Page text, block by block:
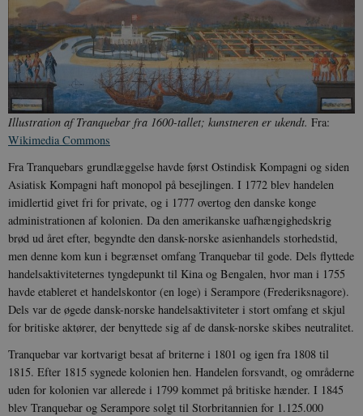
Illustration af Tranquebar fra 1600-tallet; kunstneren er ukendt. Fra:
Wikimedia Commons
Fra Tranquebars grundlæggelse havde først Ostindisk Kompagni og siden
Asiatisk Kompagni haft monopol på besejlingen. I 1772 blev handelen
imidlertid givet fri for private, og i 1777 overtog den danske konge
administrationen af kolonien. Da den amerikanske uafhængighedskrig
brød ud året efter, begyndte den dansk-norske asienhandels storhedstid,
men denne kom kun i begrænset omfang Tranquebar til gode. Dels flyttede
handelsaktiviteternes tyngdepunkt til Kina og Bengalen, hvor man i 1755
havde etableret et handelskontor (en loge) i Serampore (Frederiksnagore).
Dels var de øgede dansk-norske handelsaktiviteter i stort omfang et skjul
for britiske aktører, der benyttede sig af de dansk-norske skibes neutralitet.
Tranquebar var kortvarigt besat af briterne i 1801 og igen fra 1808 til
1815. Efter 1815 sygnede kolonien hen. Handelen forsvandt, og områderne
uden for kolonien var allerede i 1799 kommet på britiske hænder. I 1845
blev Tranquebar og Serampore solgt til Storbritannien for 1.125.000